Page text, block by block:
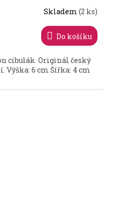
Skladem(2 ks)
Do košíku
cibulák. Originál český
Výška: 6 cm Šířka: 4 cm